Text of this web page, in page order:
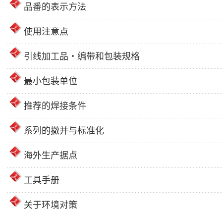
品番的表示方法
使用注意点
引线加工品・编带和包装规格
最小包装单位
推荐的焊接条件
系列的撤并与标准化
海外生产据点
工具手册
关于环境对策